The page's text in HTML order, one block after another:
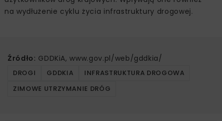
na wydłużenie cyklu życia infrastruktury drogowej.
Źródło: GDDKiA, www.gov.pl/web/gddkia/
DROGI GDDKIA
INFRASTRUKTURA DROGOWA
ZIMOWE UTRZYMANIE DRÓG